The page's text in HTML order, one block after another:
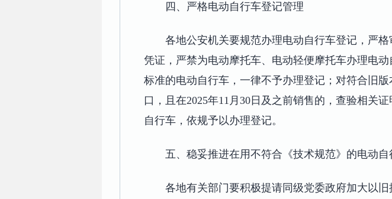
四、严格电动自行车登记管理
各地公安机关要规范办理电动自行车登记，严
凭证，严禁为电动摩托车、电动轻便摩托车办理电
标准的电动自行车，一律不予办理登记；对符合旧
口，且在2025年11月30日及之前销售的，查验相关
自行车，依规予以办理登记。
五、稳妥推进在用不符合《技术规范》的电动
各地有关部门要积极提请同级党委政府加大以